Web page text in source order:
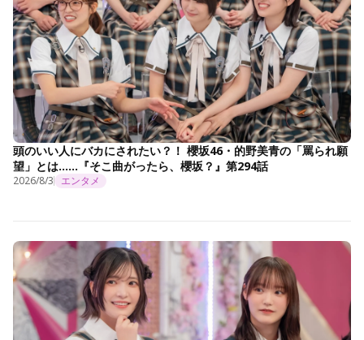
頭のいい人にバカにされたい？！ 櫻坂46・的野美青の「罵られ願
望」とは……『そこ曲がったら、櫻坂？』第294話
2026/8/3 エンタメ